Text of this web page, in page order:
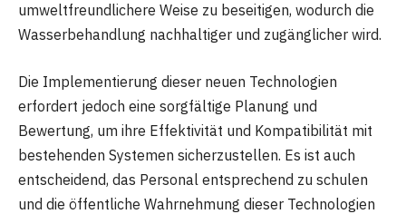
umweltfreundlichere Weise zu beseitigen, wodurch die
Wasserbehandlung nachhaltiger und zugänglicher wird.
Die Implementierung dieser neuen Technologien
erfordert jedoch eine sorgfältige Planung und
Bewertung, um ihre Effektivität und Kompatibilität mit
bestehenden Systemen sicherzustellen. Es ist auch
entscheidend, das Personal entsprechend zu schulen
und die öffentliche Wahrnehmung dieser Technologien